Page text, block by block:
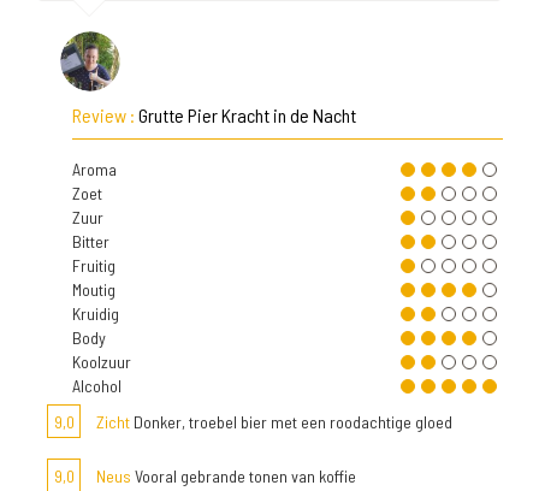
Review : Grutte Pier Kracht in de Nacht
Aroma
Zoet
Zuur
Bitter
Fruitig
Moutig
Kruidig
Body
Koolzuur
Alcohol
9,0
Zicht Donker, troebel bier met een roodachtige gloed
9,0 Neus Vooral gebrande tonen van koffie